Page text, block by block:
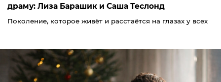
драму: Лиза Барашик и Саша Теслонд
Поколение, которое живёт и расстаётся на глазах у всех